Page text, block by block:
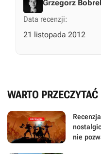
Grzegorz
Data recenzji:
21 listopada 2012
WARTO PRZECZYTAĆ
nie